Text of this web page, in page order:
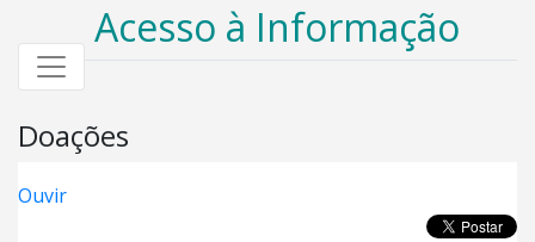
Acesso à Informação
Doações
Ouvir